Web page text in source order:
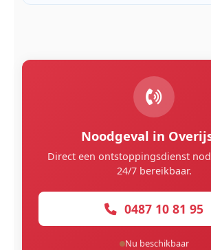
Noodgeval in
Direct een ontstoppingsdienst
24/7 bereikbaar.
0487 10 81 95
Nu beschikbaar